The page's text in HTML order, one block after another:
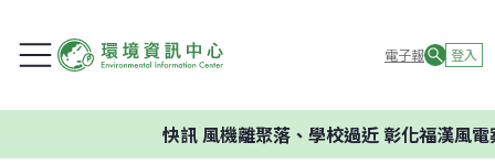
電子報 登入
快訊風機離聚落、學校過近 彰化福漢風電案